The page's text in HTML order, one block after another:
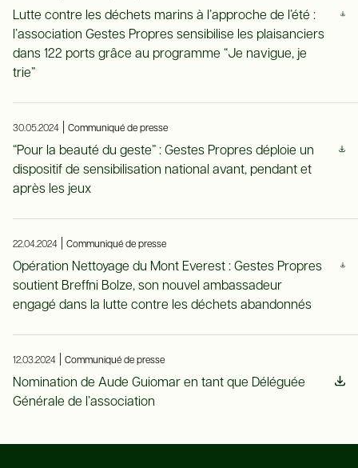
Lutte contre les déchets marins à l’approche de l’été :
l’association Gestes Propres sensibilise les plaisanciers
dans 122 ports grâce au programme “Je navigue, je
trie”
30.05.2024 Communiqué de presse
“Pour la beauté du geste” : Gestes Propres déploie un
dispositif de sensibilisation national avant, pendant et
après les jeux
22.04.2024 Communiqué de presse
Opération Nettoyage du Mont Everest : Gestes Propres
soutient Breffni Bolze, son nouvel ambassadeur
engagé dans la lutte contre les déchets abandonnés
12.03.2024 Communiqué de presse
Nomination de Aude Guiomar en tant que Déléguée
Générale de l’association